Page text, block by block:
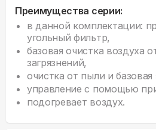
Преимущества серии:
в данной комплектации:
угольный фильтр,
базовая очистка воздуха
загрязнений,
очистка от пыли и
управление с помощью
подогревает воздух.